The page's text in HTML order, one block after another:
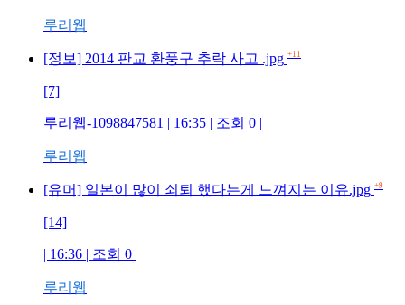
루리웹
[정보] 2014 판교 환풍구 추락 사고 .jpg +11
[7]
루리웹-1098847581 | 16:35 | 조회 0 |
루리웹
[유머] 일본이 많이 쇠퇴 했다는게 느껴지는 이유.jpg +9
[14]
| 16:36 | 조회 0 |
루리웹